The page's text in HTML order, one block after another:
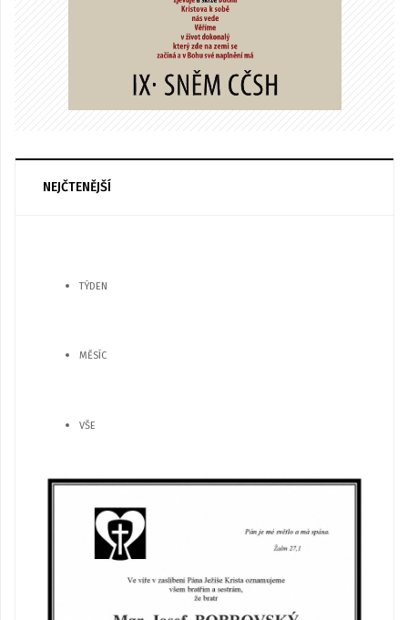
NEJČTENĚJŠÍ
TÝDEN
MĚSÍC
VŠE